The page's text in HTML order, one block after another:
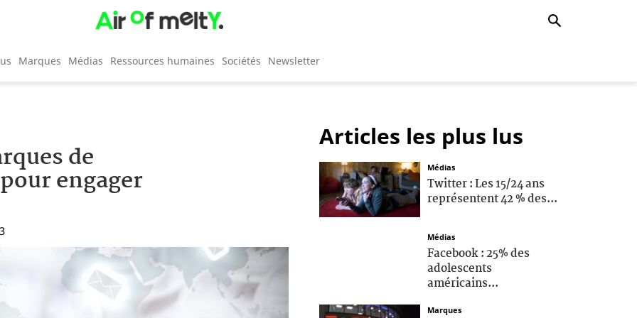
Marques Médias Ressources humaines Sociétés Newsletter
de
engager
Articles les plus lus
Médias
Twitter : Les 15/24 ans
représentent 42 % des...
Médias
Facebook : 25% des
adolescents
américains...
Marques